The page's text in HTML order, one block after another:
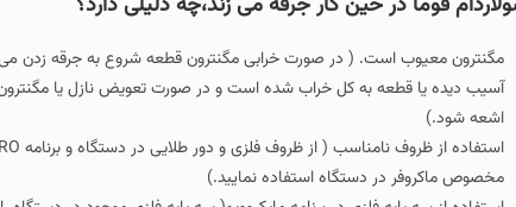
مگنترون معیوب است. ( در صورت خرابی مگنترون قطعه شروع به جرقه زدن می
آسیب دیده یا قطعه به کل خراب شده است و در صورت تعویض نازل یا
اشعه شود.)
مخصوص ماکروفر در دستگاه استفاده نمایید.)